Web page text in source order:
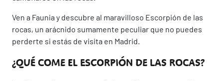
Ven a Faunia y descubre al maravilloso Escorpión de las
rocas, un arácnido sumamente peculiar que no puedes
perderte si estás de visita en Madrid.
¿QUÉ COME EL ESCORPIÓN DE LAS ROCAS?